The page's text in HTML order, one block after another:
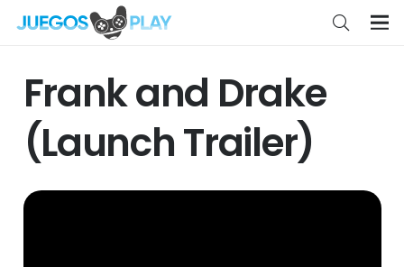
Frank and Drake
(Launch Trailer)